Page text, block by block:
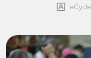
eCycle